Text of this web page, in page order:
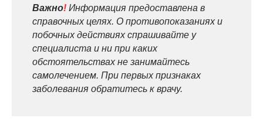
Важно! Информация предоставлена в
справочных целях. О противопоказаниях и
побочных действиях спрашивайте у
специалиста и ни при каких
обстоятельствах не занимайтесь
самолечением. При первых признаках
заболевания обратитесь к врачу.